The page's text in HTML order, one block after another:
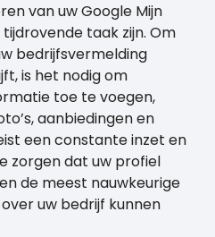
van uw Google Mijn
taak zijn. Om
bedrijfsvermelding
is het nodig om
toe te voegen,
aanbiedingen en
een constante inzet en
zorgen dat uw profiel
de meest nauwkeurige
uw bedrijf kunnen